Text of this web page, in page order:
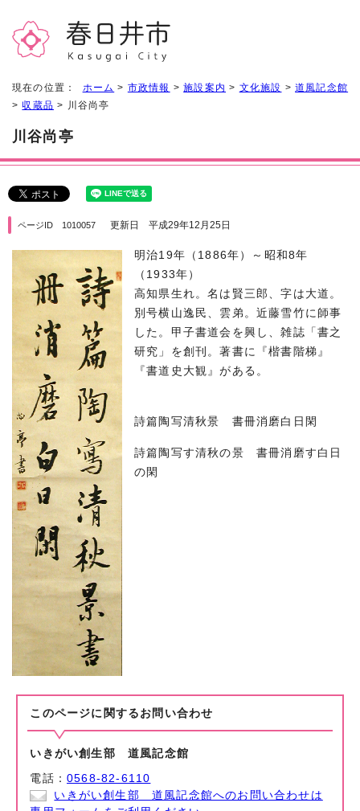
現在の位置： ホーム > 市政情報 >施設案内 > 文化施設 >道風記念館
>収蔵品 > 川谷尚亭
川谷尚亭
ページID 1010057 更新日 平成29年12月25日
明治19年（1886年）～昭和8年
（1933年）
高知県生れ。名は賢三郎、字は大道。
別号横山逸民、雲弟。近藤雪竹に師事
した。甲子書道会を興し、雑誌「書之
研究」を創刊。著書に『楷書階梯』
『書道史大観』がある。
詩篇陶写清秋景 書冊消磨白日閑
詩篇陶写す清秋の景 書冊消磨す白日
の閑
このページに関する お問い合わせ
いきがい創生部 道風記念館
電話：0568-82-6110
いきがい創生部 道風記念館へのお問い合わせは